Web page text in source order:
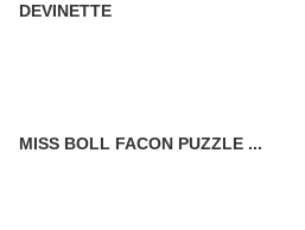
DEVINETTE
MISS BOLL FACON PUZZLE ...